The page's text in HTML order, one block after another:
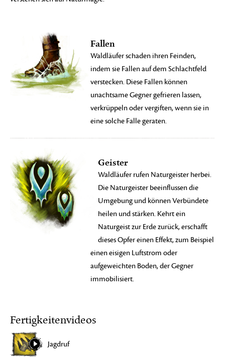
Fallen
Waldläufer schaden ihren Feinden,
indem sie Fallen auf dem Schlachtfeld
verstecken. Diese Fallen können
unachtsame Gegner gefrieren lassen,
verkrüppeln oder vergiften, wenn sie in
eine solche Falle geraten.
Geister
Waldläufer rufen Naturgeister herbei.
Die Naturgeister beeinflussen die
Umgebung und können Verbündete
heilen und stärken. Kehrt ein
Naturgeist zur Erde zurück, erschafft
dieses Opfer einen Effekt, zum Beispiel
einen eisigen Luftstrom oder
aufgeweichten Boden, der Gegner
immobilisiert.
Fertigkeitenvideos
Jagdruf